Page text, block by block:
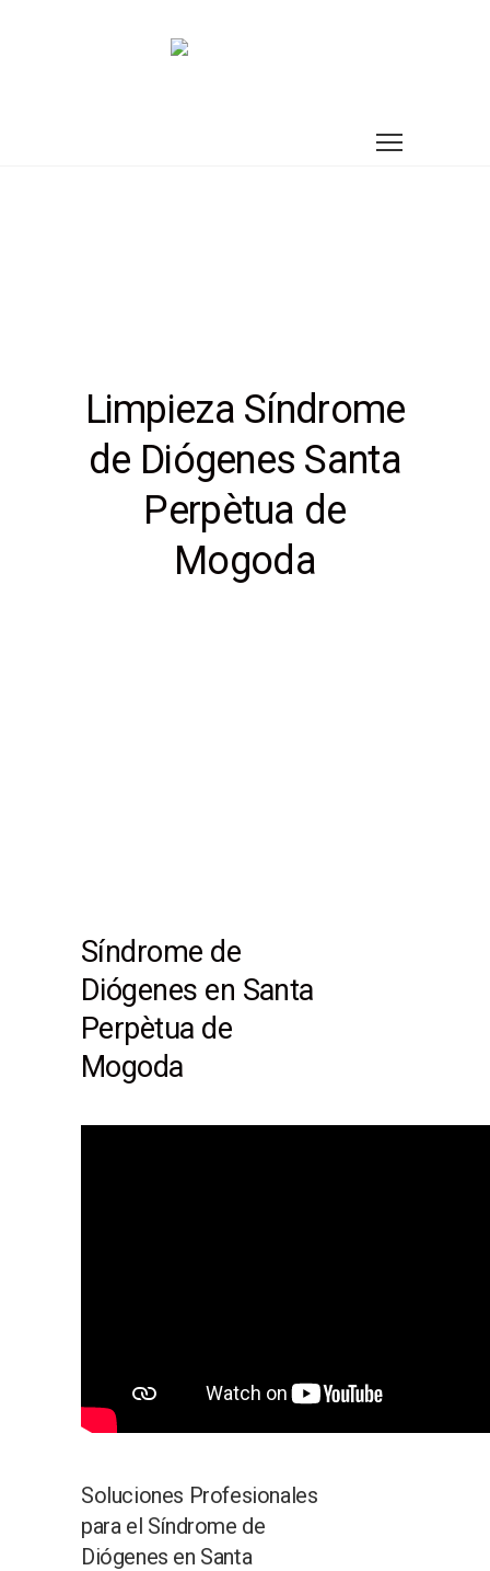
Limpieza Síndrome
de Diógenes Santa
Perpètua de
Mogoda
Síndrome de
Diógenes en Santa
Perpètua de
Mogoda
Soluciones Profesionales
para el Síndrome de
Diógenes en Santa